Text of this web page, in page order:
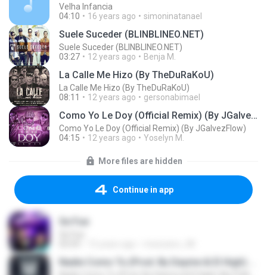
Velha Infancia
04:10
16 years ago simoninatanael
Suele Suceder (BLINBLINEO.NET)
Suele Suceder (BLINBLINEO.NET)
03:27
12 years ago Benja M.
La Calle Me Hizo (By TheDuRaKoU)
La Calle Me Hizo (By TheDuRaKoU)
08:11
12 years ago gersonabimael
Como Yo Le Doy (Official Remix) (By JGalvezFlow)
Como Yo Le Doy (Official Remix) (By JGalvezFlow)
04:15
12 years ago Yoselyn M.
More files are hidden
Continue in app
Se Fue